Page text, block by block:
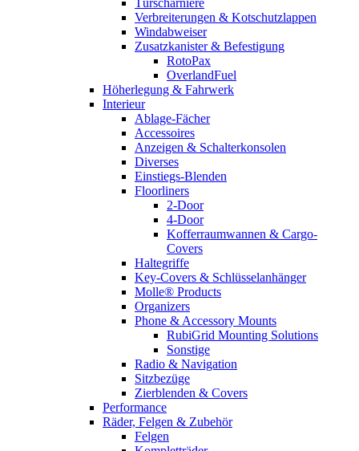
Verbreiterungen & Kotschutzlappen
Windabweiser
Zusatzkanister & Befestigung
RotoPax
OverlandFuel
Höherlegung & Fahrwerk
Interieur
Ablage-Fächer
Accessoires
Anzeigen & Schalterkonsolen
Diverses
Einstiegs-Blenden
Floorliners
2-Door
4-Door
Kofferraumwannen & Cargo-
Covers
Haltegriffe
Key-Covers & Schlüsselanhänger
Molle® Products
Organizers
Phone & Accessory Mounts
RubiGrid Mounting Solutions
Sonstige
Radio & Navigation
Sitzbezüge
Zierblenden & Covers
Performance
Räder, Felgen & Zubehör
Felgen